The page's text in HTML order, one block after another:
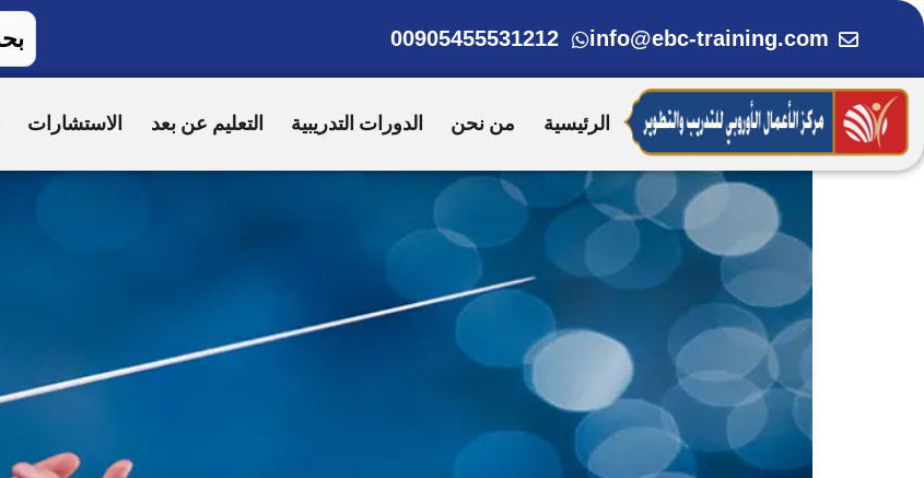
تخطي
المحتوى
info@ebc-training.com
00905455531212
الرئيسية من نحن الدورات التدريبية التعليم عن بعد الاستشارات